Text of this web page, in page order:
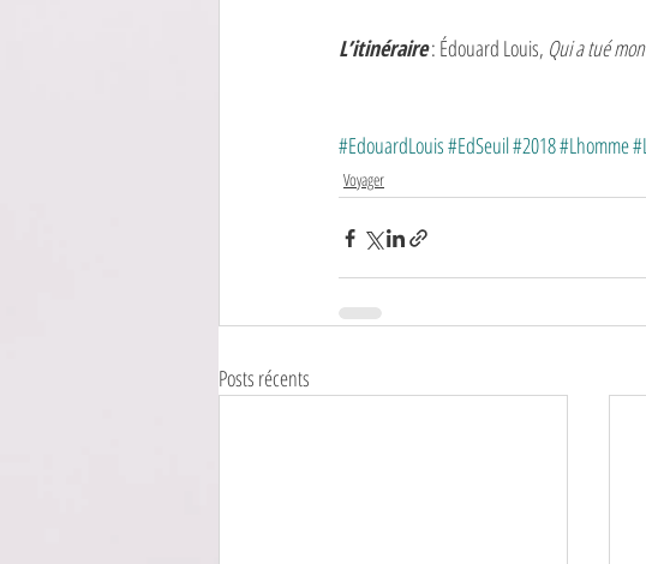
L’itinéraire : Édouard Louis, Qui a tué
#EdouardLouis#EdSeuil#2018#Lhomme
Voyager
Posts récents